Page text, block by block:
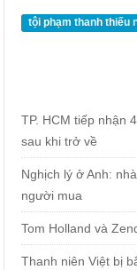
tội phạm thanh thiếu
TP. HCM tiếp nhận
sau khi trở về
Nghịch lý ở Anh:
người mua
Tom Holland và
Thanh niên Việt bị